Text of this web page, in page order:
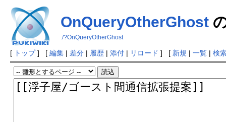
OnQueryOtherGhost
./?OnQueryOtherGhost
[ トップ] [ 編集| 差分| 履歴| 添付| リロード ] [ 新規 | 一覧| 検